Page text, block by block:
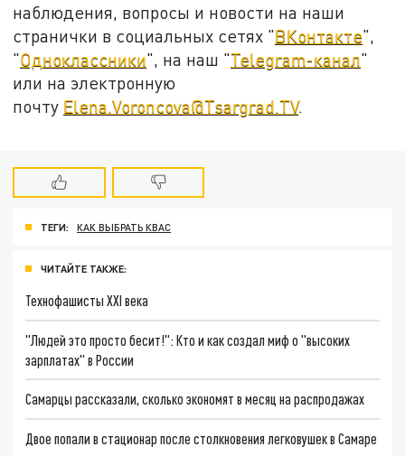
наблюдения, вопросы и новости на наши
странички в социальных сетях "ВКонтакте",
"Одноклассники", на наш "Telegram-канал"
или на электронную
почту Elena.Voroncova@Tsargrad.TV.
ТЕГИ: КАК ВЫБРАТЬ КВАС
ЧИТАЙТЕ ТАКЖЕ:
Технофашисты XXI века
"Людей это просто бесит!": Кто и как создал миф о "высоких
зарплатах" в России
Самарцы рассказали, сколько экономят в месяц на распродажах
Двое попали в стационар после столкновения легковушек в Самаре